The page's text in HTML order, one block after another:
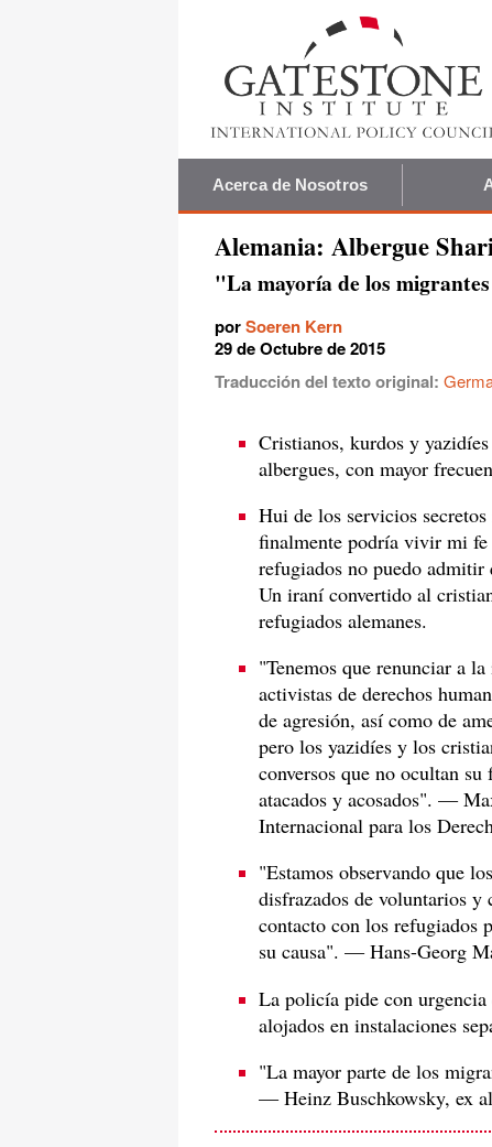
Acerca de Nosotros
Alemania: Albergue
"La mayoría de los
porSoeren Kern
29 de Octubre de 2015
Traducción del texto original:
Cristianos, kurdos y
albergues, con mayor
Hui de los servicios
finalmente podría vivir mi fe
refugiados no puedo
Un iraní convertido al
refugiados alemanes.
"Tenemos que renunciar a
activistas de derechos
de agresión, así como de
pero los yazidíes y los
conversos que no ocultan
atacados y acosados". —
Internacional para los
"Estamos observando que
disfrazados de voluntarios y
contacto con los refugiados
su causa". — Hans-Georg
La policía pide con urgencia
alojados en instalaciones
"La mayor parte de los
— Heinz Buschkowsky, ex